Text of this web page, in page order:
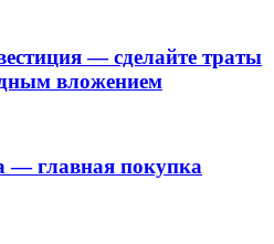
— сделайте траты
вложением
главная покупка